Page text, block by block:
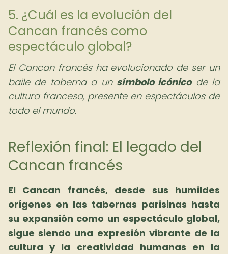
5. ¿Cuál es la evolución del
Cancan francés como
espectáculo global?
El Cancan francés ha evolucionado de ser un
baile de taberna a un símbolo icónicode la
cultura francesa, presente en espectáculos de
todo el mundo.
Reflexión final: El legado del
Cancan francés
El Cancan francés, desde sus humildes
orígenes en las tabernas parisinas hasta
su expansión como un espectáculo global,
sigue siendo una expresión vibrante de la
cultura y la creatividad humanas en la